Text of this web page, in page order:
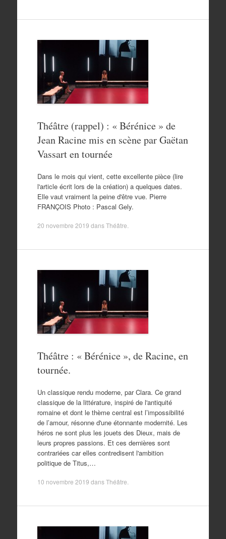
Théâtre (rappel) : « Bérénice » de
Jean Racine mis en scène par Gaëtan
Vassart en tournée
Dans le mois qui vient, cette excellente pièce (lire
l'article écrit lors de la création) a quelques dates.
Elle vaut vraiment la peine d'être vue. Pierre
FRANÇOIS Photo : Pascal Gely.
20 novembre 2019 dansThéâtre
Théâtre : « Bérénice », de Racine, en
tournée.
Un classique rendu moderne, par Clara. Ce grand
classique de la littérature, inspiré de l'antiquité
romaine et dont le thème central est l’impossibilité
de l’amour, résonne d'une étonnante modernité. Les
héros ne sont plus les jouets des Dieux, mais de
leurs propres passions. Et ces dernières sont
contrariées car elles contredisent l'ambition
politique de Titus,…
10 novembre 2019 dansThéâtre